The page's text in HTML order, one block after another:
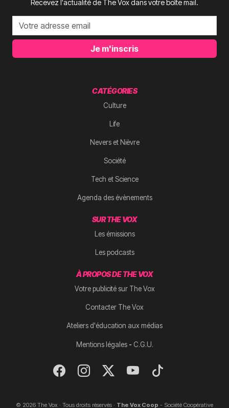
Recevez l'actualité de The Vox dans votre boîte mail.
Je m'inscris
CATÉGORIES
Culture
Life
Nevers et Nièvre
Société
Tech et Science
Agenda des évènements
SUR THE VOX
Les émissions
Les podcasts
À PROPOS DE THE VOX
Votre publicité sur The Vox
Contacter The Vox
Ateliers d'éducation aux médias
Mentions légales- C.G.U.
© 2026 The Vox · Tous droits réservés · The Vox Coop - Société Coopérative